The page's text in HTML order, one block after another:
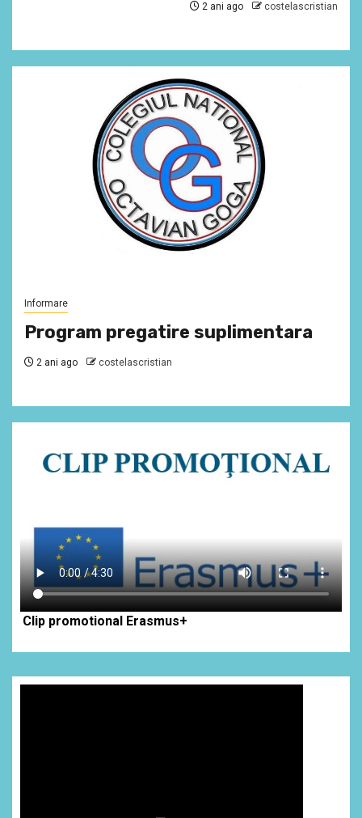
2 ani ago costelascristian
Informare
Program pregatire suplimentara
2 ani ago costelascristian
Clip promotional Erasmus+